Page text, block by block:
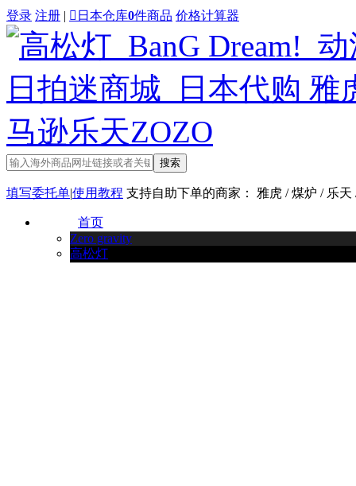
登录 注册 |  日本仓库0件商品 价格计算器
搜索
填写委托单|使用教程 支持自助下单的商家： 雅虎 / 煤炉 / 乐
首页
Zero gravity
高松灯